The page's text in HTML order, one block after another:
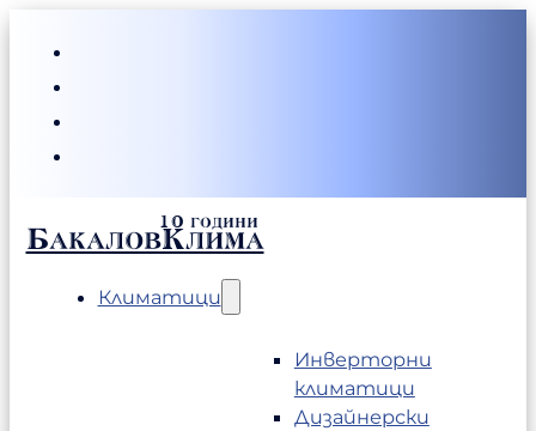
БакаловКлима
Климатици
Инверторни
климатици
Дизайнерски